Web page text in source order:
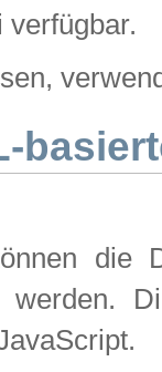
verfügbar.
die
werden.